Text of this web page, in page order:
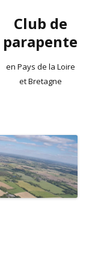
Club de
parapente
en Pays de la Loire
et Bretagne